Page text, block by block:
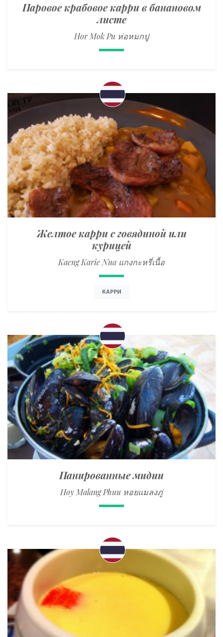
Паровое крабовое карри в банановом
листе
Hor Mok Pu ห่อหมกปู
Желтое карри с говядиной или
курицей
Kaeng Karie Nua แกงกะหรี่เนื้อ
КАРРИ
Панированные мидии
Hoy Malang Phuu หอยแมลงภู่